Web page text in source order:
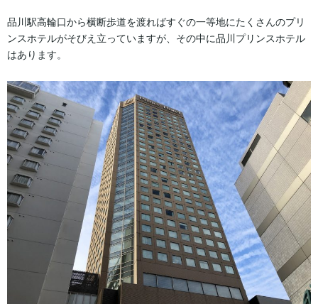
品川駅高輪口から横断歩道を渡ればすぐの一等地にたくさんのプリ
ンスホテルがそびえ立っていますが、その中に品川プリンスホテル
はあります。